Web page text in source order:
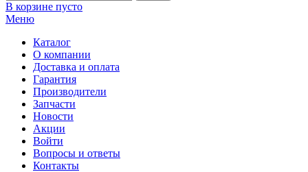
В корзине пусто
Меню
Каталог
О компании
Доставка и оплата
Гарантия
Производители
Запчасти
Новости
Акции
Войти
Вопросы и ответы
Контакты